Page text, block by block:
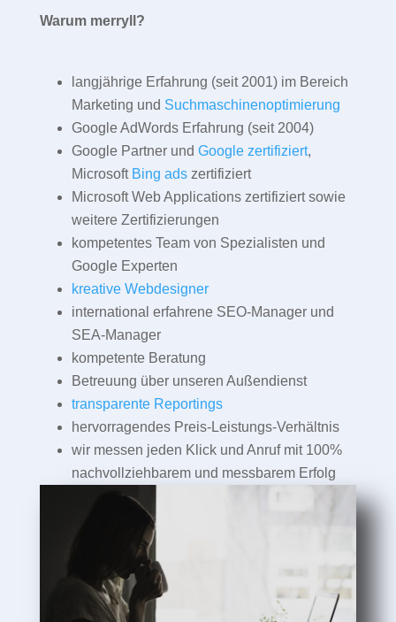
Warum merryll?
langjährige Erfahrung (seit 2001) im Bereich
Marketing und Suchmaschinenoptimierung
Google AdWords Erfahrung (seit 2004)
Google Partner und Google zertifiziert,
Microsoft Bing adszertifiziert
Microsoft Web Applications zertifiziert sowie
weitere Zertifizierungen
kompetentes Team von Spezialisten und
Google Experten
kreative Webdesigner
international erfahrene SEO-Manager und
SEA-Manager
kompetente Beratung
Betreuung über unseren Außendienst
transparente Reportings
hervorragendes Preis-Leistungs-Verhältnis
wir messen jeden Klick und Anruf mit 100%
nachvollziehbarem und messbarem Erfolg